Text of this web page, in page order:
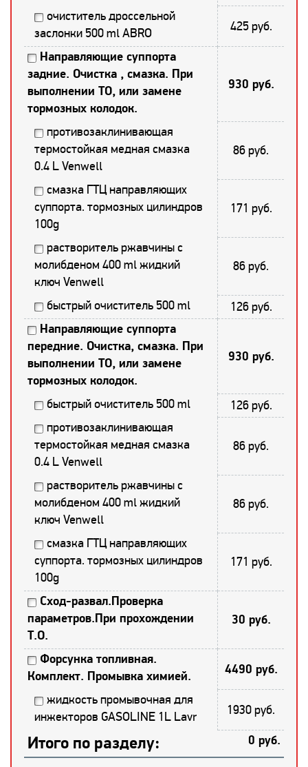
очиститель дроссельной
заслонки 500 ml ABRO
425 руб.
Направляющие суппорта
задние. Очистка , смазка. При
выполнении ТО, или замене
тормозных колодок.
930 руб.
противозаклинивающая
термостойкая медная смазка
0.4 L Venwell
86 руб.
смазка ГТЦ направляющих
суппорта. тормозных цилиндров
100g
171 руб.
растворитель ржавчины с
молибденом 400 ml жидкий
ключ Venwell
86 руб.
быстрый очиститель 500 ml 126 руб.
Направляющие суппорта
передние. Очистка, смазка. При
выполнении ТО, или замене
тормозных колодок.
930 руб.
быстрый очиститель 500 ml
126 руб.
противозаклинивающая
термостойкая медная смазка
0.4 L Venwell
86 руб.
растворитель ржавчины с
молибденом 400 ml жидкий
ключ Venwell
86 руб.
смазка ГТЦ направляющих
суппорта. тормозных цилиндров
100g
171 руб.
Сход-развал.Проверка
параметров.При прохождении
Т.О.
30 руб.
Форсунка топливная.
Комплект. Промывка химией.
4490 руб.
жидкость промывочная для
инжекторов GASOLINE 1L Lavr
1930 руб.
Итого по разделу: 0 руб.